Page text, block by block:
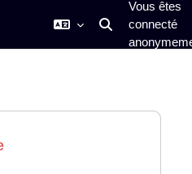
Activer/
Vous êtes
connecté